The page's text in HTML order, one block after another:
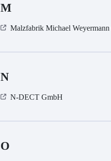
M
Malzfabrik Michael
N
N-DECT GmbH
O